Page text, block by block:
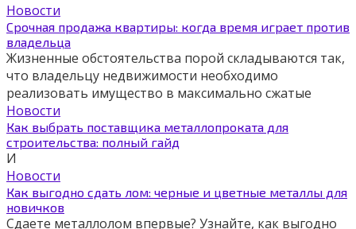
Новости
Срочная продажа квартиры: когда время играет против
владельца
Жизненные обстоятельства порой складываются так,
что владельцу недвижимости необходимо
реализовать имущество в максимально сжатые
Новости
Как выбрать поставщика металлопроката для
строительства: полный гайд
И
Новости
Как выгодно сдать лом: черные и цветные металлы для
новичков
Сдаете металлолом впервые? Узнайте, как выгодно